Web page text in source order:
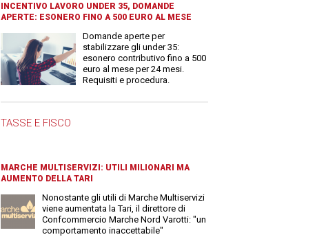
INCENTIVO LAVORO UNDER 35, DOMANDE
APERTE: ESONERO FINO A 500 EURO AL MESE
Domande aperte per
stabilizzare gli under 35:
esonero contributivo fino a 500
euro al mese per 24 mesi.
Requisiti e procedura.
TASSE E FISCO
MARCHE MULTISERVIZI: UTILI MILIONARI MA
AUMENTO DELLA TARI
Nonostante gli utili di Marche Multiservizi
viene aumentata la Tari, il direttore di
Confcommercio Marche Nord Varotti: "un
comportamento inaccettabile"